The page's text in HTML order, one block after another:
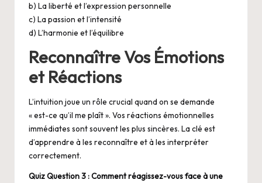
b) La liberté et l’expression personnelle
c) La passion et l’intensité
d) L’harmonie et l’équilibre
Reconnaître Vos Émotions
et Réactions
L’intuition joue un rôle crucial quand on se demande
« est-ce qu’il me plaît ». Vos réactions émotionnelles
immédiates sont souvent les plus sincères. La clé est
d’apprendre à les reconnaître et à les interpréter
correctement.
Quiz Question 3 : Comment réagissez-vous face à une